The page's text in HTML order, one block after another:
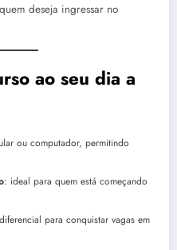
deseja ingressar no
ao seu dia a
ou computador, permitindo
: ideal para quem está começando
para conquistar vagas em